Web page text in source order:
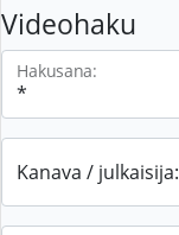
Videohaku
Hakusana:
Kanava / julkaisija: